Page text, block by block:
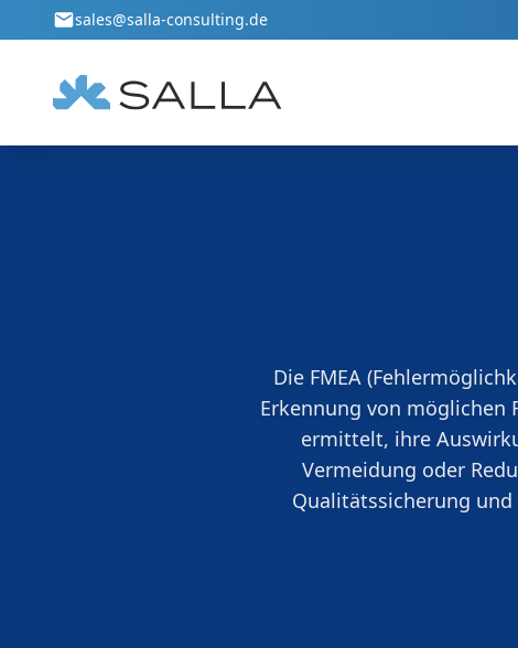
Zum Hauptinhalt springen
sales@salla-consulting.de
Die FMEA
Erkennung von möglichen
ermittelt, ihre
Vermeidung oder
Qualitätssicherung